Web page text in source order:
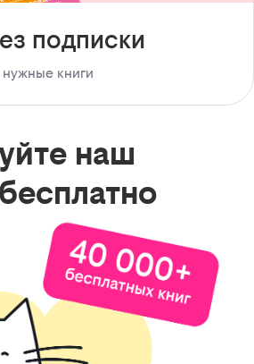
подписки
нужные книги
наш